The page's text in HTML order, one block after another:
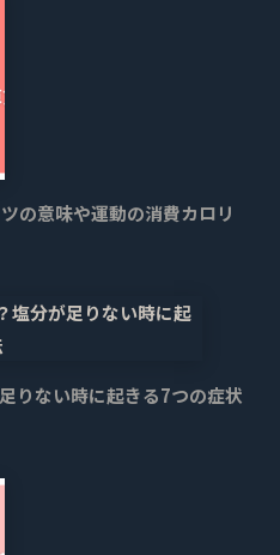
の意味や運動の消費カロリ
りない時に起きる7つの症状